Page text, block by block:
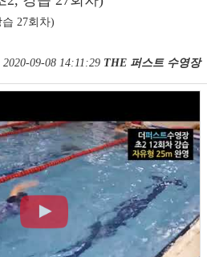
27회차)
2020-09-08 14:11:29 THE 퍼스트 수영장